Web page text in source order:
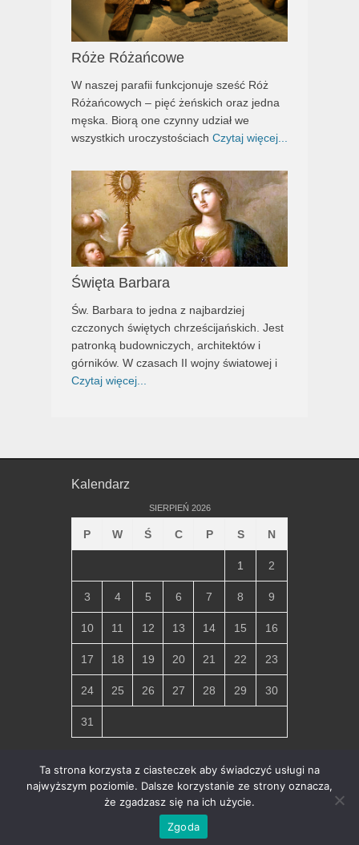
Róże Różańcowe
W naszej parafii funkcjonuje sześć Róż
Różańcowych – pięć żeńskich oraz jedna
męska. Biorą one czynny udział we
wszystkich uroczystościach Czytaj więcej...
Święta Barbara
Św. Barbara to jedna z najbardziej
czczonych świętych chrześcijańskich. Jest
patronką budowniczych, architektów i
górników. W czasach II wojny światowej i
Czytaj więcej...
Kalendarz
SIERPIEŃ 2026
P W Ś C P S N
1 2
3 4 5 6 7 8 9
10 11 12 13 14 15 16
17 18 19 20 21 22 23
24 25 26 27 28 29 30
31
« lip
Copyright © 2026Parafia Miłosierdzia Bożego w Chłapowie
Ochrona danych osobowych i polityka
prywatności
Ta strona korzysta z ciasteczek aby świadczyć usługi na
najwyższym poziomie. Dalsze korzystanie ze strony oznacza,
że zgadzasz się na ich użycie.
Zgoda